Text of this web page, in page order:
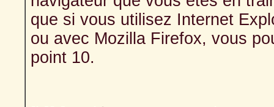
que si vous utilisez Internet
ou avec Mozilla Firefox, vous
point 10.